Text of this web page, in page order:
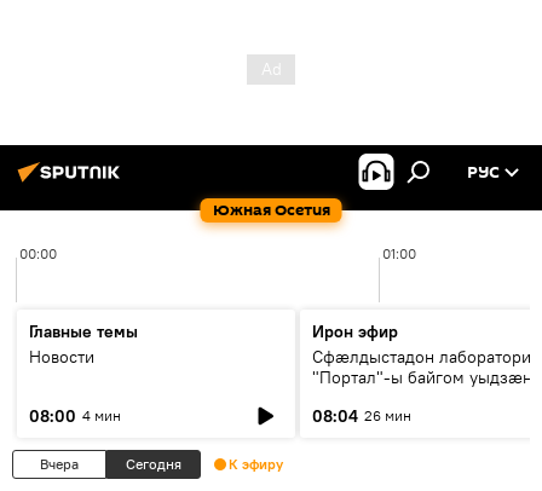
Южная Осетия
РУС
00:00 01:00
Главные темы
Новости
08:00 4 мин
Ирон эфир
Сфæлдыстадон лаборатори
"Портал"-ы байгом уыдзæн
Æхсары куыстыты равдыст
08:04 26 мин
Вчера Сегодня К эфиру